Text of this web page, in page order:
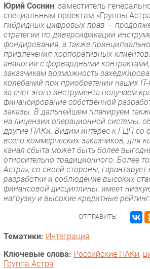
Юрий Соснин, заместитель
специальным проектам «Группы
гибридных цифровых прав —
стратегии по диверсификации
фондирования, а также
привлечения корпоративных
аналогии с форвардными
заказчикам возможность
колебаний при приобретении наших
за счет этого инструмента получаем
финансирование собственной
заказы. В дальнейшем планируем
на лицензии операционной системы,
другие ПАКи. Видим интерес к ГЦП со
всего коммерческих заказчиков, для
канал сбыта может быть более
относительно традиционного. Более
Астра», со своей стороны,
разработки и соблюдение высоких
финансовой дисциплины: имеет
нагрузку и высокие кредитные
ОТПРАВИТЬ:
Тематики: Интеграция
Ключевые слова: Российские ПАКи,
Группа Астра